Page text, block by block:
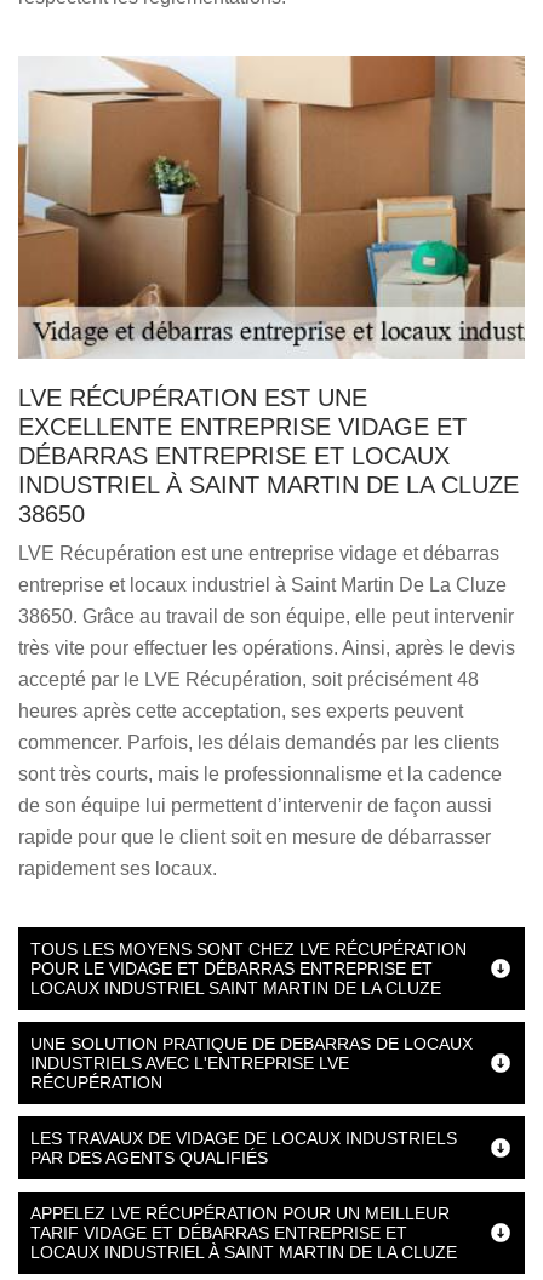
LVE RÉCUPÉRATION EST UNE
EXCELLENTE ENTREPRISE VIDAGE ET
DÉBARRAS ENTREPRISE ET LOCAUX
INDUSTRIEL À SAINT MARTIN DE LA CLUZE
38650
LVE Récupération est une entreprise vidage et débarras
entreprise et locaux industriel à Saint Martin De La Cluze
38650. Grâce au travail de son équipe, elle peut intervenir
très vite pour effectuer les opérations. Ainsi, après le devis
accepté par le LVE Récupération, soit précisément 48
heures après cette acceptation, ses experts peuvent
commencer. Parfois, les délais demandés par les clients
sont très courts, mais le professionnalisme et la cadence
de son équipe lui permettent d’intervenir de façon aussi
rapide pour que le client soit en mesure de débarrasser
rapidement ses locaux.
TOUS LES MOYENS SONT CHEZ LVE RÉCUPÉRATION
POUR LE VIDAGE ET DÉBARRAS ENTREPRISE ET
LOCAUX INDUSTRIEL SAINT MARTIN DE LA CLUZE
UNE SOLUTION PRATIQUE DE DEBARRAS DE LOCAUX
INDUSTRIELS AVEC L'ENTREPRISE LVE
RÉCUPÉRATION
LES TRAVAUX DE VIDAGE DE LOCAUX INDUSTRIELS
PAR DES AGENTS QUALIFIÉS
APPELEZ LVE RÉCUPÉRATION POUR UN MEILLEUR
TARIF VIDAGE ET DÉBARRAS ENTREPRISE ET
LOCAUX INDUSTRIEL À SAINT MARTIN DE LA CLUZE